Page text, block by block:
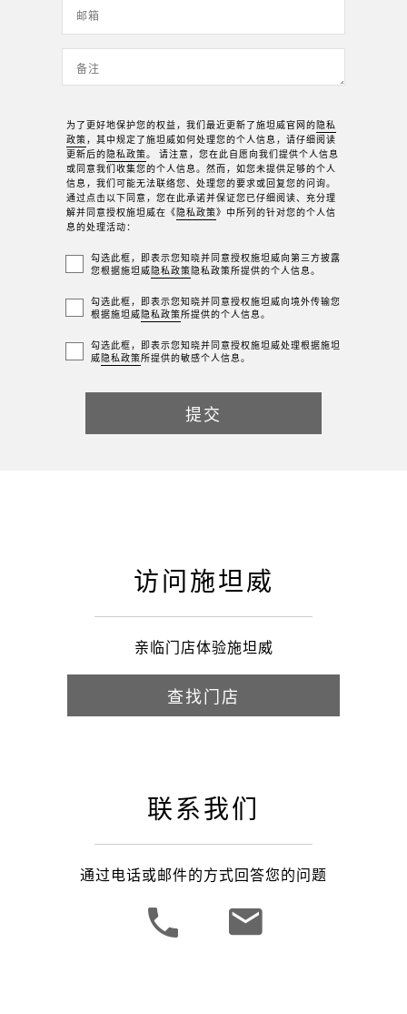
为了更好地保护您的权益，我们最近更新了施坦威官网的 隐私
政策，其中规定了施坦威如何处理您的个人信息，请仔细阅读
更新后的 隐私政策。 请注意，您在此自愿向我们提供个人信息
或同意我们收集您的个人信息。然而，如您未提供足够的个人
信息，我们可能无法联络您、处理您的要求或回复您的问询。
通过点击以下同意，您在此承诺并保证您已仔细阅读、充分理
解并同意授权施坦威在《 隐私政策》中所列的针对您的个人信
息的处理活动：
勾选此框，即表示您知晓并同意授权施坦威向第三方披露
您根据施坦威 隐私政策 隐私政策所提供的个人信息。
勾选此框，即表示您知晓并同意授权施坦威向境外传输您
根据施坦威 隐私政策所提供的个人信息。
勾选此框，即表示您知晓并同意授权施坦威处理根据施坦
威 隐私政策所提供的敏感个人信息。
访问施坦威
亲临门店体验施坦威
查找门店
联系我们
通过电话或邮件的方式回答您的问题